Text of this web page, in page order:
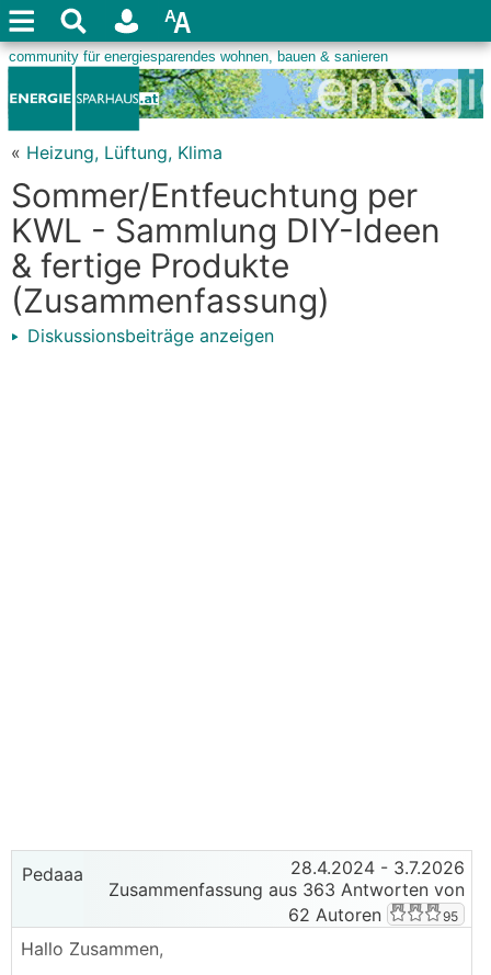
« Heizung, Lüftung, Klima
Sommer/Entfeuchtung per
KWL - Sammlung DIY-Ideen
& fertige Produkte
(Zusammenfassung)
Diskussionsbeiträge anzeigen
Pedaaa 28.4.2024 - 3.7.2026
Zusammenfassung aus 363 Antworten von
62 Autoren
95
Hallo Zusammen,